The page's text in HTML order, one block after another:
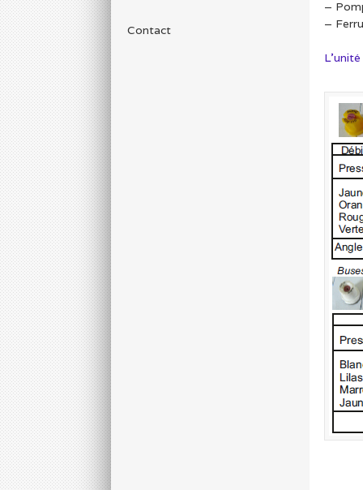
–
–
L’unité
Contact